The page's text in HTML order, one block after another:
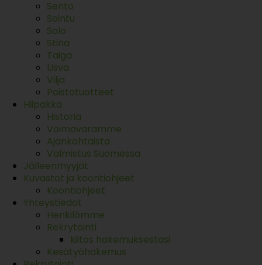
Sento
Sointu
Solo
Stina
Taiga
Usva
Vilja
Poistotuotteet
Hiipakka
Historia
Voimavaramme
Ajankohtaista
Valmistus Suomessa
Jälleenmyyjät
Kuvastot ja koontiohjeet
Koontiohjeet
Yhteystiedot
Henkilömme
Rekrytointi
kiitos hakemuksestasi
Kesätyöhakemus